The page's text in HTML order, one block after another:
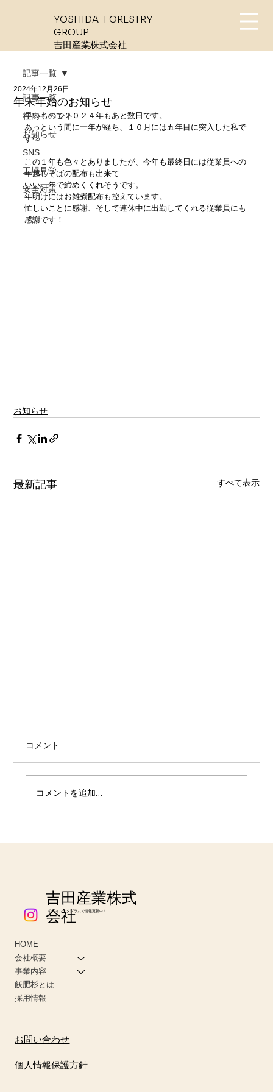
YOSHIDA FORESTRY
GROUP
​吉田産業株式会社
記事一覧
社内イベント
お知らせ
SNS
工場見学
安全対策
記事一覧
年末年始のお知らせ
2024年12月26日
早いもので２０２４年もあと数日です。
あっという間に一年が経ち、１０月には五年目に突入した私で
す💦
この１年も色々とありましたが、今年も最終日には従業員への
年越しそばの配布も出来て
いい一年で締めくくれそうです。
年明けにはお雑煮配布も控えています。
忙しいことに感謝、そして連休中に出勤してくれる従業員にも
感謝です！
お知らせ
最新記事 すべて表示
コメント
コメントを追加…
吉田産業株式
会社
公式インスタグラムで情報更新中！
HOME
会社概要
事業内容
飫肥杉とは
採用情報
お問い合わせ
個人情報保護方針